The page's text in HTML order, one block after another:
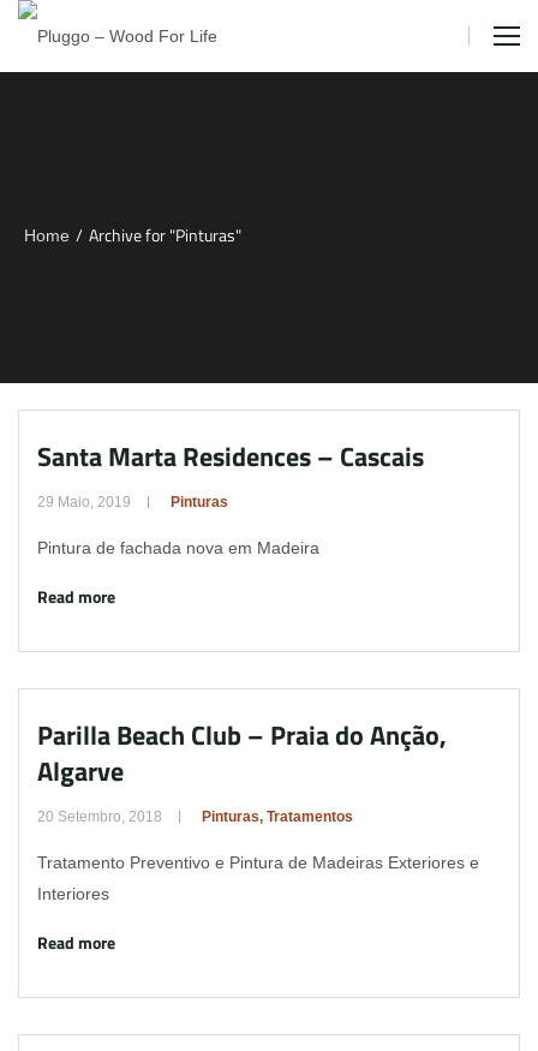
Home / Archive for "Pinturas"
Santa Marta Residences – Cascais
29 Maio, 2019 Pinturas
Pintura de fachada nova em Madeira
Read more
Parilla Beach Club – Praia do Anção,
Algarve
20 Setembro, 2018 Pinturas, Tratamentos
Tratamento Preventivo e Pintura de Madeiras Exteriores e
Interiores
Read more